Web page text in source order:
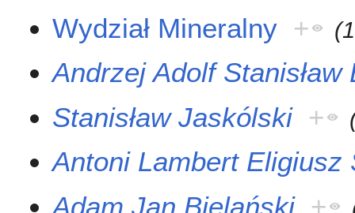
Wydział Mineralny + (
Andrzej Adolf Stanisław
Stanisław Jaskólski +
Antoni Lambert Eligiusz
Adam Jan Bielański +